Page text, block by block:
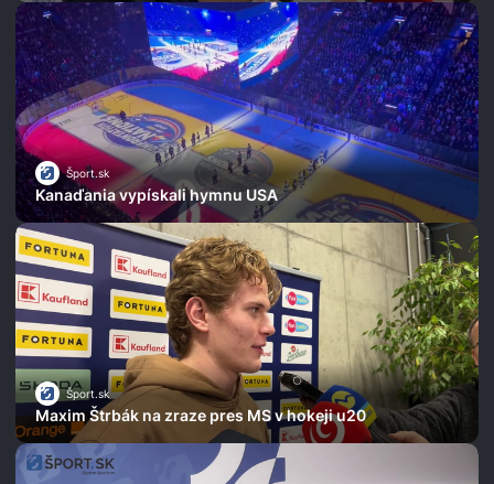
Šport.sk
Kanaďania vypískali hymnu USA
Šport.sk
Maxim Štrbák na zraze pres MS v hokeji u20